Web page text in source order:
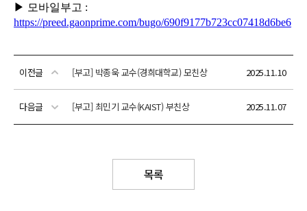
이전글 [부고] 박종욱 교수(경희대학교) 모친상 2025.11.10
다음글 [부고] 최민기 교수(KAIST) 부친상 2025.11.07
목록